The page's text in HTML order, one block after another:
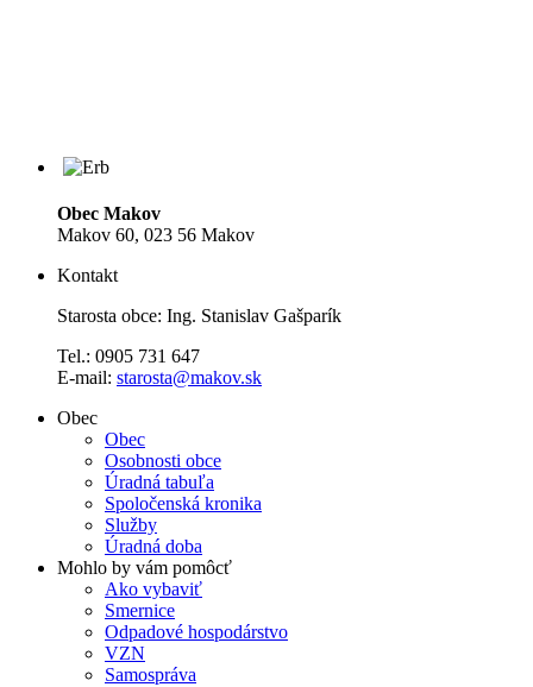
Obec Makov
Makov 60, 023 56 Makov
Kontakt
Starosta obce: Ing. Stanislav Gašparík
Tel.: 0905 731 647
E-mail: starosta@makov.sk
Obec
Obec
Osobnosti obce
Úradná tabuľa
Spoločenská kronika
Služby
Úradná doba
Mohlo by vám pomôcť
Ako vybaviť
Smernice
Odpadové hospodárstvo
VZN
Samospráva